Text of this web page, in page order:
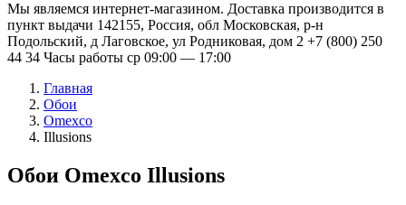
Мы являемся интернет-магазином. Доставка производится в
пункт выдачи 142155, Россия, обл Московская, р-н
Подольский, д Лаговское, ул Родниковая, дом 2 +7 (800) 250
44 34 Часы работы ср 09:00 — 17:00
Главная
Обои
Omexco
Illusions
Обои Omexco Illusions